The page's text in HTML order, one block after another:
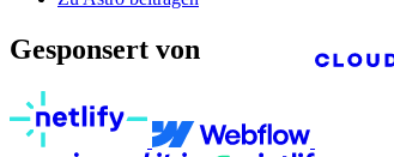
Gesponsert von